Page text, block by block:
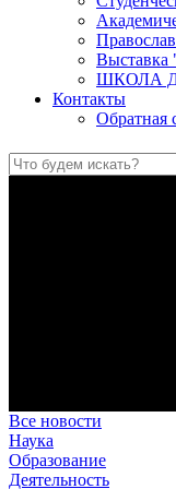
Выставка
ШКОЛА
Контакты
Обратная
Все новости
Наука
Образование
Деятельность